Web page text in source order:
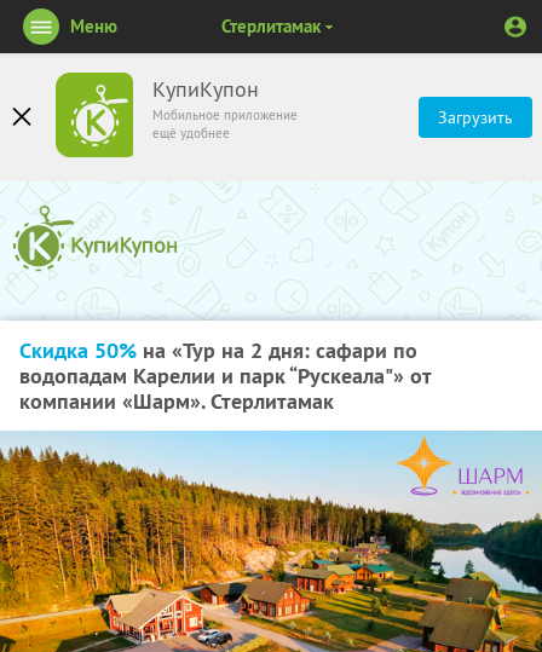
КупиКупон
Мобильное приложение
ещё удобнее
Загрузить
Меню Стерлитамак
Скидка 50% на «Тур на 2 дня: сафари по
водопадам Карелии и парк “Рускеала"» от
компании «Шарм». Стерлитамак